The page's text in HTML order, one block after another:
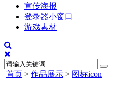
宣传海报
登录器小窗口
游戏素材
首页 > 作品展示 > 图标icon